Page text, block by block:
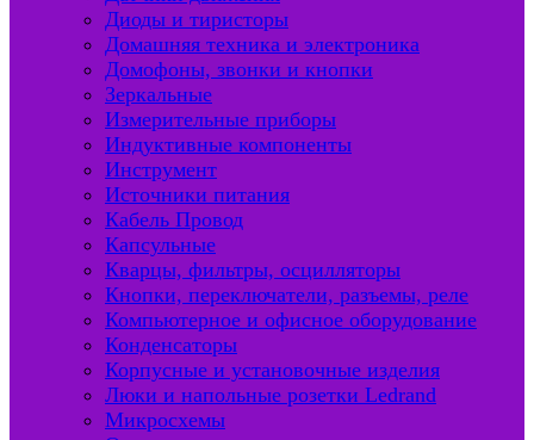
Диоды и тиристоры
Домашняя техника и электроника
Домофоны, звонки и кнопки
Зеркальные
Измерительные приборы
Индуктивные компоненты
Инструмент
Источники питания
Кабель Провод
Капсульные
Кварцы, фильтры, осцилляторы
Кнопки, переключатели, разъемы, реле
Компьютерное и офисное оборудование
Конденсаторы
Корпусные и установочные изделия
Люки и напольные розетки Ledrand
Микросхемы